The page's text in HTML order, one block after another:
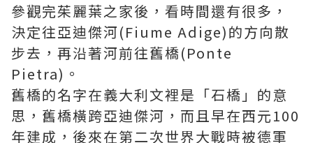
參觀完茱麗葉之家後，看時間還有很多，
決定往亞迪傑河(Fiume Adige)的方向散
步去，再沿著河前往舊橋(Ponte
Pietra)。
舊橋的名字在義大利文裡是「石橋」的意
思，舊橋橫跨亞迪傑河，而且早在西元100
年建成，後來在第二次世界大戰時被德軍